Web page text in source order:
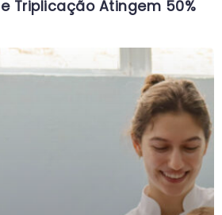
Triplicação Atingem 50%